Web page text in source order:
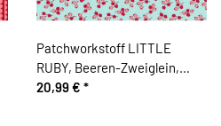
Patchworkstoff LITTLE
RUBY, Beeren-Zweiglein,
helles türkis-rot, Moda
20,99 € *